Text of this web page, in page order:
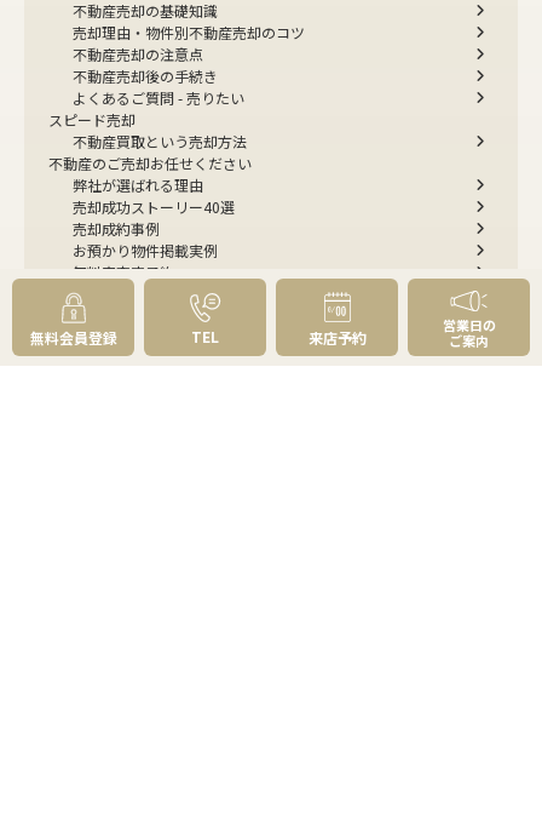
不動産売却の基礎知識
売却理由・物件別不動産売却のコツ
不動産売却の注意点
不動産売却後の手続き
よくあるご質問 - 売りたい
スピード売却
不動産買取という売却方法
不動産のご売却お任せください
弊社が選ばれる理由
売却成功ストーリー40選
売却成約事例
お預かり物件掲載実例
無料実査定予約
住まいのお悩み別
会社案内
無料会員登録 TEL 来店予約
営業日の
ご案内